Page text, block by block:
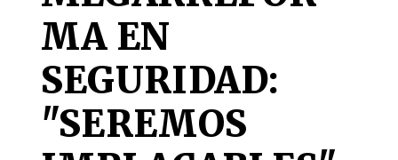
MA EN
SEGURIDAD:
"SEREMOS